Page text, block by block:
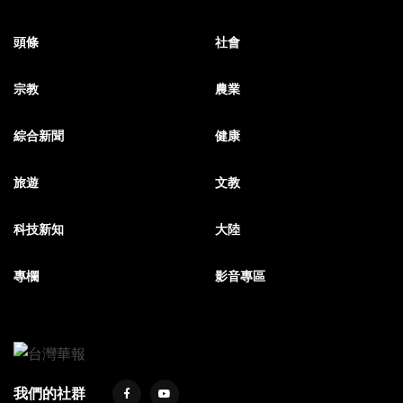
頭條 社會
宗教 農業
綜合新聞 健康
旅遊 文教
科技新知 大陸
專欄 影音專區
我們的社群